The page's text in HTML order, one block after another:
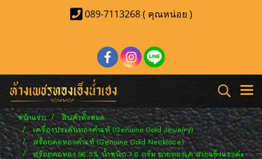
089-7113268 ( คุณหน่อย )
หน้าแรก
สินค้าทั้งหมด
เครื่องประดับทองคำแท้ (Genuine Gold Jewelry)
สร้อยคอทองคำแท้ (Genuine Gold Necklace)
สร้อยคอทอง 96.5% น้ำหนัก 7.6 กรัม ลายทองเค สวยแข็งแรงค่ะ